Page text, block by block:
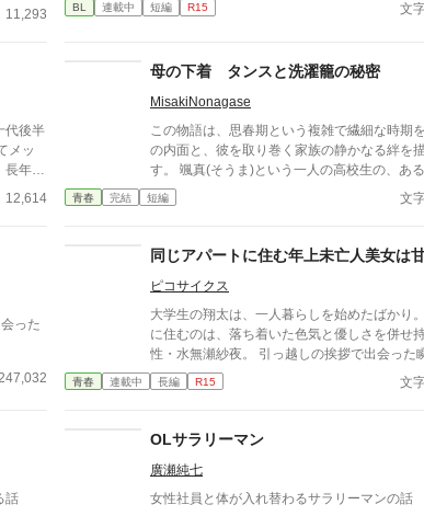
11,293
目の篠原は、榊の直属の部下。 真面目だが強
に向かって、いつもの穏やかな口調を崩した
榊の表情。 その弱さを見逃さず、篠原はデス
離を詰める。 「強がらなくていいですよ。俺
もう」 指先が榊のネクタイを掴む。 引き寄せ
間、榊の理性は音を立てて崩れた。 拒むこと
ともできないまま、 彼は“部下”の手によって
乱されていく。 言葉で支配され、触れられる
の誇りを壊すほどに甘く、逃れられないほどに
た。 そこには、ずっと榊だけを見つめ続けて
な執着がある。 「俺、前から思ってたんで
が誰かに“支配される”ところ、きっと綺麗だ
支配する側だったはずの男が、 支配されるこ
理性も、すべてが絡み合うオフィスの夜。 秘
とりの上司が“愛”という名の支配に沈んでいく
BL 連載中 短編 R15 文
代後半
メッ
長年忘
の青
描
12,614
母の下着 タンスと洗濯籠の秘密
MisakiNonagase
この物語は、思春期という複雑で繊細な時期
の内面と、彼を取り巻く家族の静かなる絆を
す。 颯真(そうま)という一人の高校生の、ある「秘密」を
通して、私たちは成長の過程で誰もが抱くか
惑い、罪悪感、そしてそれらを包み込む家族の
から、中学時代にさかのぼる形で展開されます
らかになるのは、彼がかつて母親の下着に対
えがたい好奇心と、それに伴う一連の行為です
自身が「歪んだ」と感じる過去の断片であり、
しさと自己嫌悪を伴う記憶です。 しかし、この物語の核
心は、単なる過去の告白にはありません。むし
ず、誰にも告げず、ただ静かに見守り続け
います。 センシティブな題材を、露骨な描写や扇情的な
表現に頼ることなく、あくまで颯真の内省的な
さを共有しながら、同時に、彼を破綻から救っ
青春 完結 短編 文
った
同じアパートに住む年上未亡人美女は甘
ピコサイクス
大学生の翔太は、一人暮らしを始めたばかり
に住むのは、落ち着いた色気と優しさを併せ
性・水無瀬紗夜。 引っ越しの挨拶で出会った
は心を奪われてしまう。 偶然にもアルバイト
ーで再会した彼女は、翔太をすぐに採用し、温
過ごす時間が増えていき――そして気づけば紗
その色気に触れるたび、翔太の心は揺れていく
女性と大学生、甘くちょっぴり刺激的な同居生
青春 連載中 長編 R15 文
話
OLサラリーマン
廣瀬純七
女性社員と体が入れ替わるサラリーマンの話